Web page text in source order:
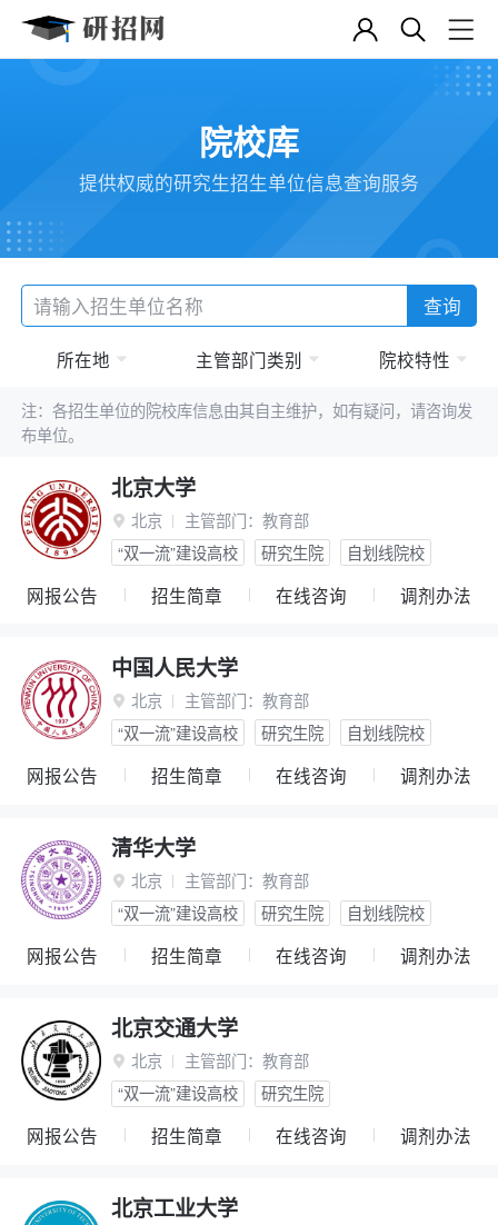
院校库
提供权威的研究生招生单位信息查询服务
查询
所在地 主管部门类别 院校特性
注：各招生单位的院校库信息由其自主维护，如有疑问，请咨询发
布单位。
北京大学
 北京 主管部门： 教育部
“双一流”建设高校
研究生院 自划线院校
网报公告 招生简章 在线咨询 调剂办法
中国人民大学
 北京 主管部门： 教育部
“双一流”建设高校
研究生院 自划线院校
网报公告 招生简章 在线咨询 调剂办法
清华大学
 北京 主管部门： 教育部
“双一流”建设高校
研究生院 自划线院校
网报公告 招生简章 在线咨询 调剂办法
北京交通大学
 北京 主管部门： 教育部
“双一流”建设高校
研究生院
网报公告 招生简章 在线咨询 调剂办法
北京工业大学